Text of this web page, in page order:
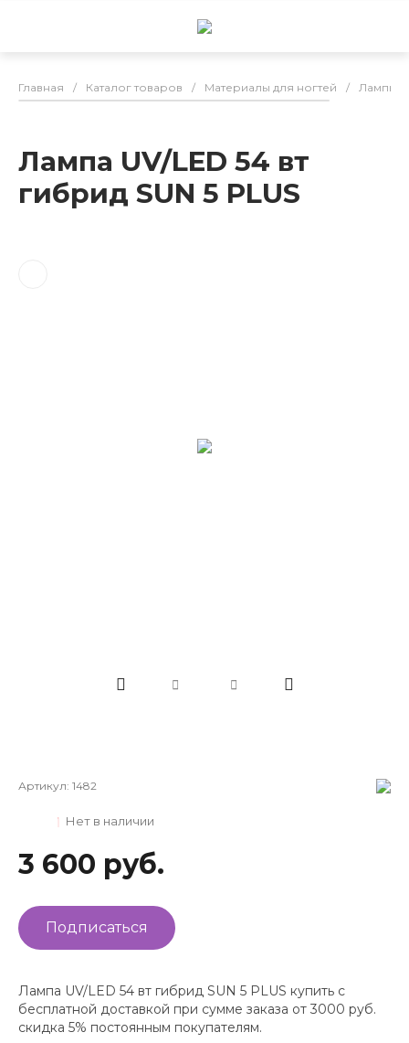
Главная / Каталог товаров / Материалы для ногтей / Лампы
Лампа UV/LED 54 вт
гибрид SUN 5 PLUS
Артикул: 1482
Нет в наличии
3 600 руб.
Подписаться
Лампа UV/LED 54 вт гибрид SUN 5 PLUS купить с
бесплатной доставкой при сумме заказа от 3000 руб.
скидка 5% постоянным покупателям.